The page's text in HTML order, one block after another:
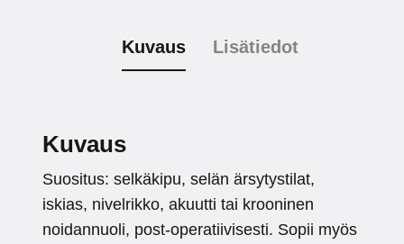
Kuvaus Lisätiedot
Kuvaus
Suositus: selkäkipu, selän ärsytystilat,
iskias, nivelrikko, akuutti tai krooninen
noidannuoli, post-operatiivisesti. Sopii myös